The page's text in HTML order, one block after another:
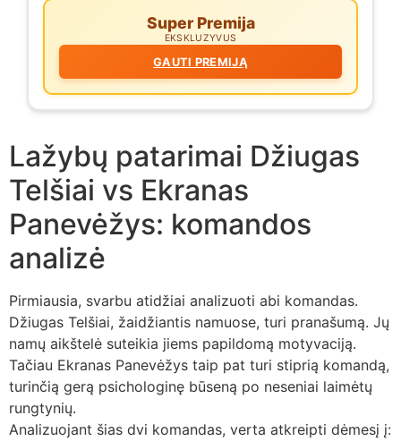
Super Premija
EKSKLUZYVUS
GAUTI PREMIJĄ
Lažybų patarimai Džiugas
Telšiai vs Ekranas
Panevėžys: komandos
analizė
Pirmiausia, svarbu atidžiai analizuoti abi komandas.
Džiugas Telšiai, žaidžiantis namuose, turi pranašumą. Jų
namų aikštelė suteikia jiems papildomą motyvaciją.
Tačiau Ekranas Panevėžys taip pat turi stiprią komandą,
turinčią gerą psichologinę būseną po neseniai laimėtų
rungtynių.
Analizuojant šias dvi komandas, verta atkreipti dėmesį į: